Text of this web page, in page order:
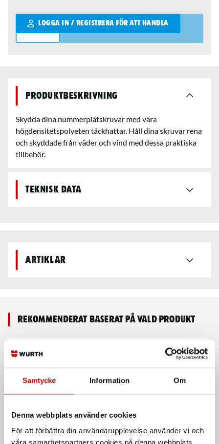
Samtycke Information Om
Denna webbplats använder cookies
För att förbättra din användarupplevelse använder vi och
våra samarbetspartners cookies på denna webbplats.
LOGGA IN / REGISTRERA FÖR ATT HANDLA
Qantity
Produktbeskrivning
Skydda dina nummerplåtskruvar med våra
högdensitetspolyeten täckhattar. Håll dina skruvar rena
och skyddade från väder och vind med dessa praktiska
tillbehör.
Teknisk data
Artiklar
Rekommenderat baserat på vald produkt
Nummerplåtskruv RXS Mutterskydd